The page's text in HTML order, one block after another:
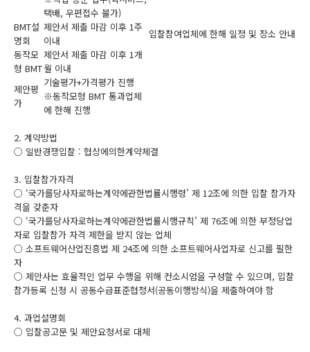
택배, 우편접수 불가)
BMT설
명회
제안서 제출 마감 이후 1주
이내
입찰참여업체에 한해 일정 및 장소 안내
동작모
형 BMT
제안서 제출 마감 이후 1개
월 이내
제안평
가
기술평가+가격평가 진행
※동작모형 BMT 통과업체
에 한해 진행
2. 계약방법
○ 일반경쟁입찰 : 협상에의한계약체결
3. 입찰참가자격
○ ‘국가를당사자로하는계약에관한법률시행령’ 제 12조에 의한 입찰 참가자
격을 갖춘자
○ ‘국가를당사자로하는계약에관한법률시행규칙’ 제 76조에 의한 부정당업
자로 입찰참가 자격 제한을 받지 않는 업체
○ 소프트웨어산업진흥법 제 24조에 의한 소프트웨어사업자로 신고를 필한
자
○ 제안사는 효율적인 업무 수행을 위해 컨소시엄을 구성할 수 있으며, 입찰
참가등록 신청 시 공동수급표준협정서(공동이행방식)을 제출하여야 함
4. 과업설명회
○ 입찰공고문 및 제안요청서로 대체